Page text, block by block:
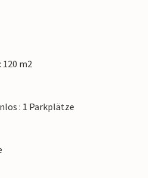
120 m2
: 1 Parkplätze